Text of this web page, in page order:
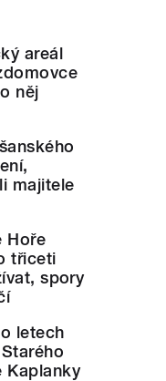
areál
něj
majitele
Hoře
třiceti
spory
letech
Kaplanky